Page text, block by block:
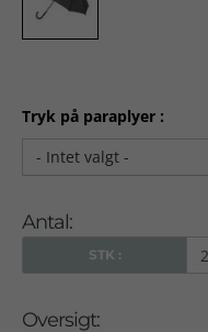
Tryk på paraplyer :
- Intet valgt -
Antal:
STK :
Oversigt: